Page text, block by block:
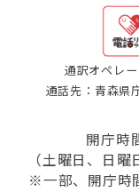
通訳オペレ
通話先：青森県
開庁時
（土曜日、日
※一部、開庁時